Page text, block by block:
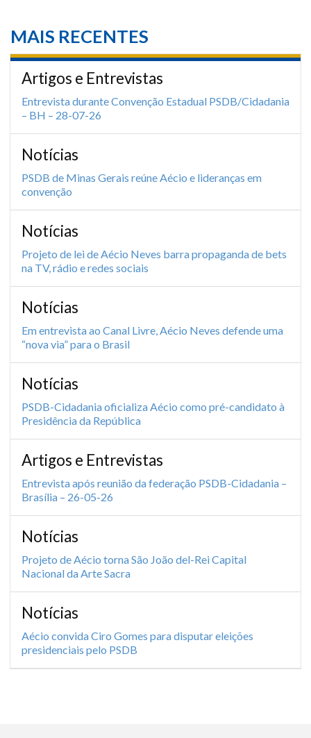
MAIS RECENTES
Artigos e Entrevistas
Entrevista durante Convenção Estadual PSDB/Cidadania
– BH – 28-07-26
Notícias
PSDB de Minas Gerais reúne Aécio e lideranças em
convenção
Notícias
Projeto de lei de Aécio Neves barra propaganda de bets
na TV, rádio e redes sociais
Notícias
Em entrevista ao Canal Livre, Aécio Neves defende uma
“nova via” para o Brasil
Notícias
PSDB-Cidadania oficializa Aécio como pré-candidato à
Presidência da República
Artigos e Entrevistas
Entrevista após reunião da federação PSDB-Cidadania –
Brasília – 26-05-26
Notícias
Projeto de Aécio torna São João del-Rei Capital
Nacional da Arte Sacra
Notícias
Aécio convida Ciro Gomes para disputar eleições
presidenciais pelo PSDB